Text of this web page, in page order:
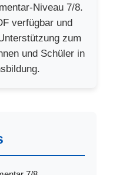
Niveau 7/8.
verfügbar und
zum
und Schüler in